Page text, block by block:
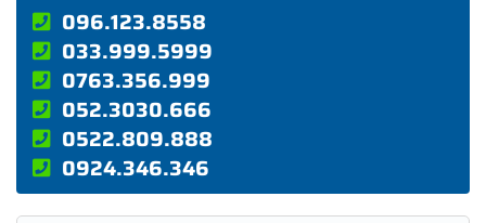
096.123.8558
033.999.5999
0763.356.999
052.3030.666
0522.809.888
0924.346.346